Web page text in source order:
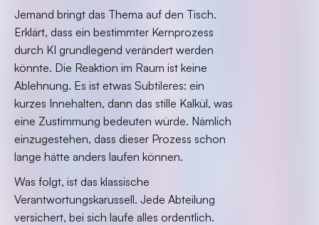
Jemand bringt das Thema auf den Tisch.
Erklärt, dass ein bestimmter Kernprozess
durch KI grundlegend verändert werden
könnte. Die Reaktion im Raum ist keine
Ablehnung. Es ist etwas Subtileres: ein
kurzes Innehalten, dann das stille Kalkül, was
eine Zustimmung bedeuten würde. Nämlich
einzugestehen, dass dieser Prozess schon
lange hätte anders laufen können.
Was folgt, ist das klassische
Verantwortungskarussell. Jede Abteilung
versichert, bei sich laufe alles ordentlich.